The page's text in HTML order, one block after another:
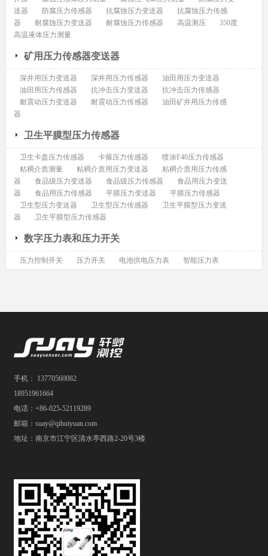
送器
防腐压力传感器 抗腐蚀压力变送器
抗腐蚀压力传感
器
耐腐蚀压力变送器 耐腐蚀压力传感器 高温测压
350度
高温液体压力测量
矿用压力传感器变送器
深井用压力变送器 深井用压力传感器
油田用压力变送器
油田用压力传感器
抗冲击压力变送器
抗冲击压力传感器
耐震动压力变送器
耐震动压力传感器
油田矿井用压力传感
器
卫生平膜型压力传感器
卫生卡盘压力传感器 卡箍压力传感器
喷涂F40压力传感器
粘稠介质测量
粘稠介质用压力变送器
粘稠介质用压力传感
器
食品级压力变送器 食品级压力传感器
食品用压力变送
器
食品用压力传感器 平膜压力变送器
平膜压力传感器
卫生型压力变送器
卫生型压力传感器
卫生平膜型压力变送
器
卫生平膜型压力传感器
数字压力表和压力开关
压力控制开关 压力开关 电池供电压力表 智能压力表
手机： 13770560082
18951961664
电话：+86-025-52119289
邮箱：suay@qihuiyuan.com
地址：南京市江宁区清水亭西路2-20号3楼